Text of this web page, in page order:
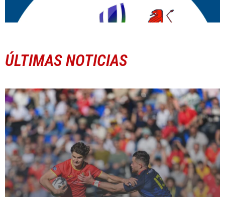
ÚLTIMAS NOTICIAS